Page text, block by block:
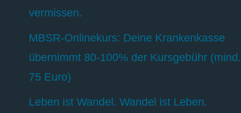
vermissen.
MBSR-Onlinekurs: Deine Krankenkasse
übernimmt 80-100% der Kursgebühr (mind.
75 Euro)
Leben ist Wandel. Wandel ist Leben.